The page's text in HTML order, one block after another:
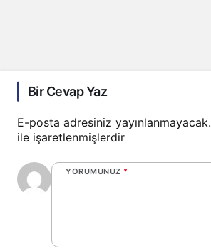
Bir Cevap Yaz
E-posta adresiniz yayınlanmayacak.
ile işaretlenmişlerdir
YORUMUNUZ *